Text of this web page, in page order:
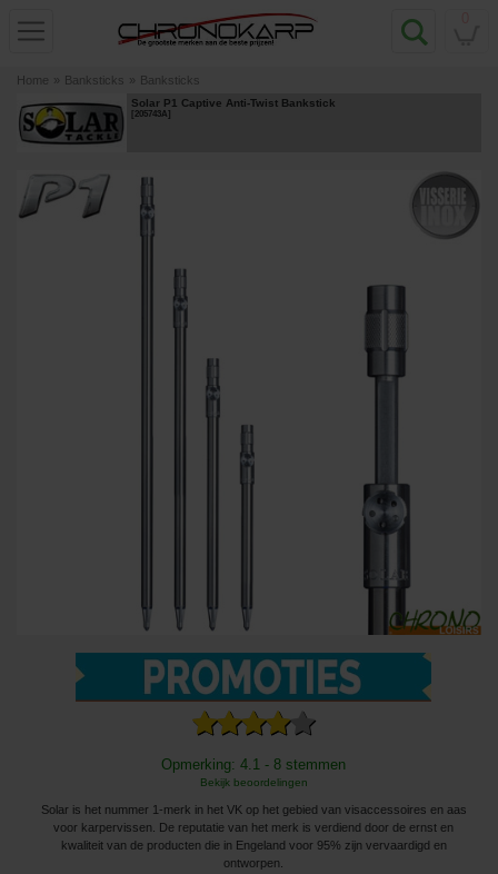
Home » Banksticks » Banksticks
Solar P1 Captive Anti-Twist Bankstick
[205743A]
Opmerking: 4.1 - 8 stemmen
Bekijk beoordelingen
Solar is het nummer 1-merk in het VK op het gebied van visaccessoires en aas
voor karpervissen. De reputatie van het merk is verdiend door de ernst en
kwaliteit van de producten die in Engeland voor 95% zijn vervaardigd en
ontworpen.